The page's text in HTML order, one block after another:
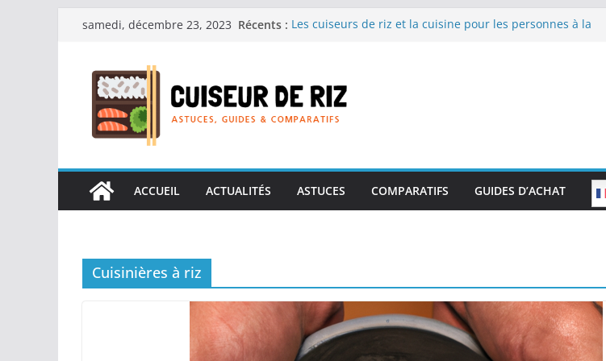
Passersamedi, décembre 23, 2023 Récents : Les cuiseurs de riz et la cuisine pour les personnes à la
Les cuiseurs de riz pour les familles nombreuses : Cuisson
en grande quantité.
Les cuiseurs de riz et la préparation de plats pour les
réconfortants.
ACCUEIL
ACTUALITÉS ASTUCES COMPARATIFS GUIDES D’ACHAT
Cuisinières à riz